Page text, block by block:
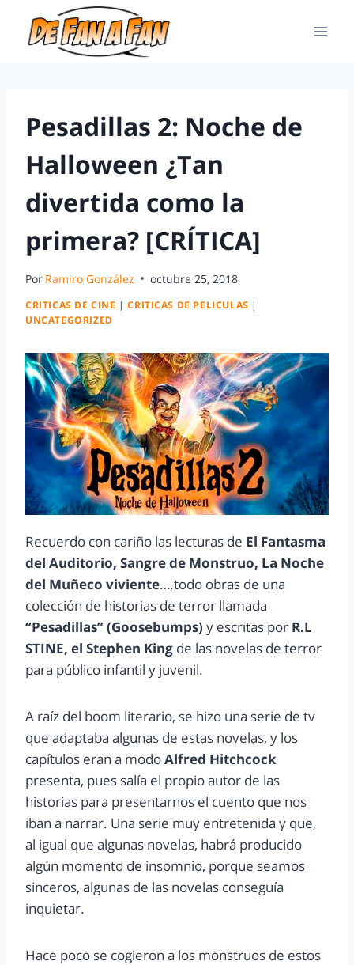
Pesadillas 2: Noche de
Halloween ¿Tan
divertida como la
primera? [CRÍTICA]
Por Ramiro González octubre 25, 2018
CRITICAS DE CINE |CRITICAS DE PELICULAS |
UNCATEGORIZED
Recuerdo con cariño las lecturas de El Fantasma
del Auditorio, Sangre de Monstruo, La Noche
del Muñeco viviente….todo obras de una
colección de historias de terror llamada
“Pesadillas” (Goosebumps) y escritas por R.L
STINE, el Stephen King de las novelas de terror
para público infantil y juvenil.
A raíz del boom literario, se hizo una serie de tv
que adaptaba algunas de estas novelas, y los
capítulos eran a modoAlfred Hitchcock
presenta, pues salía el propio autor de las
historias para presentarnos el cuento que nos
iban a narrar. Una serie muy entretenida y que,
al igual que algunas novelas, habrá producido
algún momento de insomnio, porque seamos
sinceros, algunas de las novelas conseguía
inquietar.
Hace poco se cogieron a los monstruos de estos